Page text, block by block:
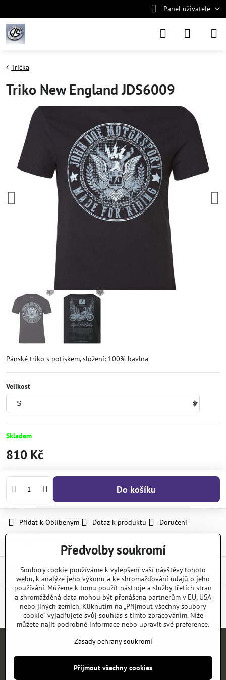
Panel uživatele
Trička
Triko New England JDS6009
Pánské triko s potiskem, složení: 100% bavlna
Velikost
Skladem
810 Kč
Do košíku
Přidat k Oblíbeným Dotaz k produktu
Doručení
Diskuse 0
FacebookTwitterBlueskyPinterestReddit LinkedInWhatsApp
E-
mail
KATALOGY NEWS
Předvolby soukromí
Soubory cookie používáme k vylepšení vaší návštěvy tohoto
webu, k analýze jeho výkonu a ke shromažďování údajů o jeho
používání. Můžeme k tomu použít nástroje a služby třetích stran
a shromážděná data mohou být přenášena partnerům v EU, USA
nebo jiných zemích. Kliknutím na „Přijmout všechny soubory
cookie“ vyjadřujete svůj souhlas s tímto zpracováním. Níže
můžete najít podrobné informace nebo upravit své preference.
Zásady ochrany soukromí
Přijmout všechny cookies